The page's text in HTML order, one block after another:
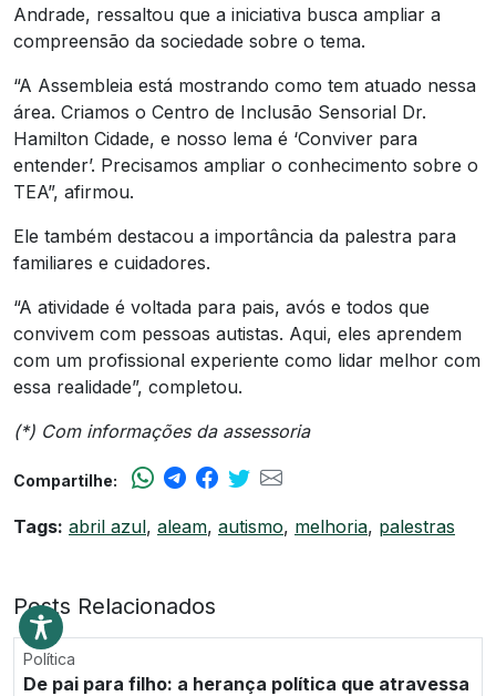
Andrade, ressaltou que a iniciativa busca ampliar a
compreensão da sociedade sobre o tema.
“A Assembleia está mostrando como tem atuado nessa
área. Criamos o Centro de Inclusão Sensorial Dr.
Hamilton Cidade, e nosso lema é ‘Conviver para
entender’. Precisamos ampliar o conhecimento sobre o
TEA”, afirmou.
Ele também destacou a importância da palestra para
familiares e cuidadores.
“A atividade é voltada para pais, avós e todos que
convivem com pessoas autistas. Aqui, eles aprendem
com um profissional experiente como lidar melhor com
essa realidade”, completou.
(*) Com informações da assessoria
Compartilhe:
Tags: abril azul, aleam, autismo, melhoria, palestras
Posts Relacionados
Política
De pai para filho: a herança política que atravessa